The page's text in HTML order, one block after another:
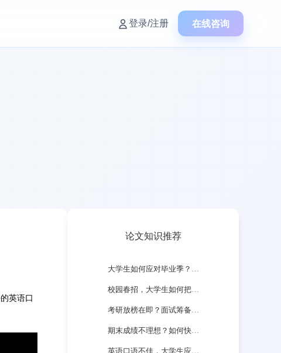
登录/注册 在线咨询
英语口
论文知识推荐
大学生如何应对毕业季？要做哪些准备？
校园春招，大学生如何把握机会？
考研放榜在即？面试筹备该如何起步？
期末成绩不理想？如何快速调整心态？
英语口语不佳，大学生应如何提升？